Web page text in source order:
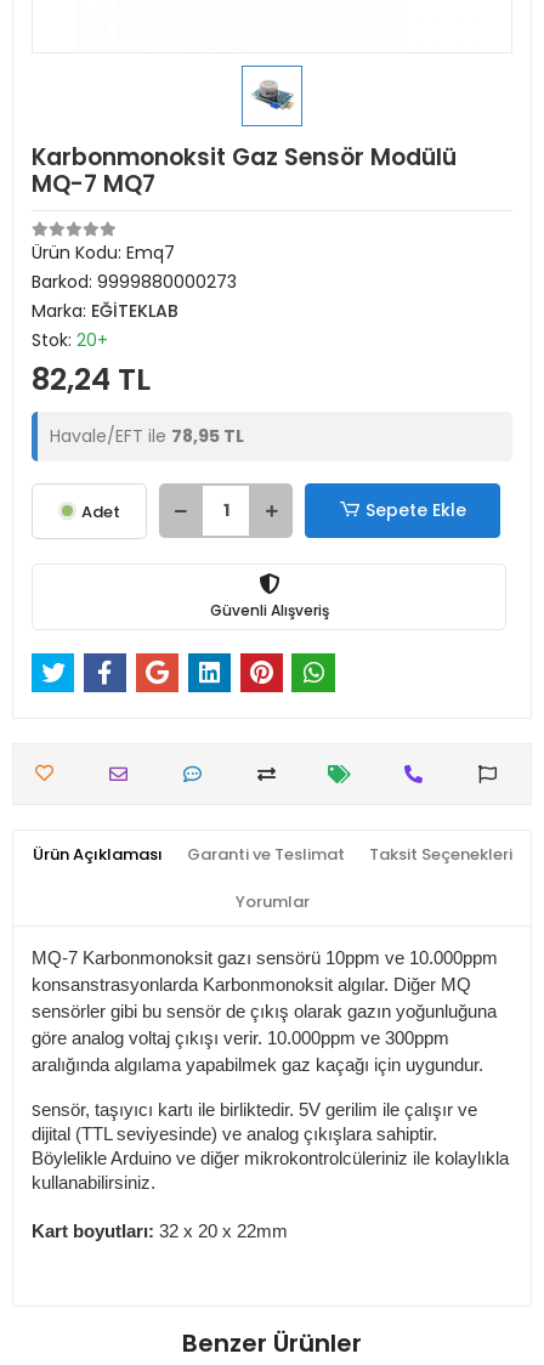
Karbonmonoksit Gaz Sensör Modülü
MQ-7 MQ7
Ürün Kodu: Emq7
Barkod: 9999880000273
Marka: EĞİTEKLAB
Stok: 20+
82,24 TL
Havale/EFT ile 78,95 TL
Adet Sepete Ekle
Güvenli Alışveriş
Ürün Açıklaması Garanti ve Teslimat Taksit Seçenekleri
Yorumlar
MQ-7 Karbonmonoksit gazı sensörü 10ppm ve 10.000ppm
konsanstrasyonlarda Karbonmonoksit algılar. Diğer MQ
sensörler gibi bu sensör de çıkış olarak gazın yoğunluğuna
göre analog voltaj çıkışı verir. 10.000ppm ve 300ppm
aralığında algılama yapabilmek gaz kaçağı için uygundur.
Sensör, taşıyıcı kartı ile birliktedir. 5V gerilim ile çalışır ve
dijital (TTL seviyesinde) ve analog çıkışlara sahiptir.
Böylelikle Arduino ve diğer mikrokontrolcüleriniz ile kolaylıkla
kullanabilirsiniz.
Kart boyutları: 32 x 20 x 22mm
Benzer Ürünler